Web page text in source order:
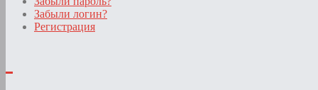
Забыли логин?
Регистрация